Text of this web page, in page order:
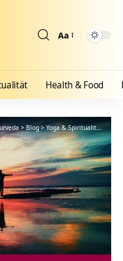
Aa
Health & Food
>Blog>Yoga & Spiritualität